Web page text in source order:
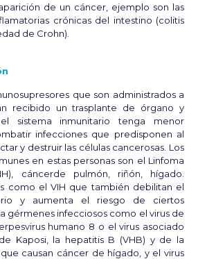
de un cáncer, ejemplo son las
crónicas del intestino (colitis
de Crohn).
que son administrados a
recibido un trasplante de órgano y
sistema inmunitario tenga menor
infecciones que predisponen al
y destruir las células cancerosas. Los
en estas personas son el Linfoma
cáncerde pulmón, riñón, hígado.
como el VIH que también debilitan el
y aumenta el riesgo de ciertos
gérmenes infecciosos como el virus de
humano 8 o el virus asociado
Kaposi, la hepatitis B (VHB) y de la
causan cáncer de hígado, y el virus